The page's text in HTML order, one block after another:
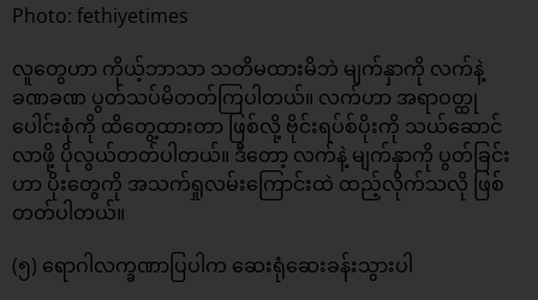
Photo: fethiyetimes
လူတွေဟာ ကိုယ့်ဘာသာ သတိမထားမိဘဲ မျက်နှာကို လက်နဲ့
ခဏခဏ ပွတ်သပ်မိတတ်ကြပါတယ်။ လက်ဟာ အရာဝတ္ထု
ပေါင်းစုံကို ထိတွေ့ထားတာ ဖြစ်လို့ ဗိုင်းရပ်စ်ပိုးကို သယ်ဆောင်
လာဖို့ ပိုလွယ်တတ်ပါတယ်။ ဒီတော့ လက်နဲ့ မျက်နှာကို ပွတ်ခြင်း
ဟာ ပိုးတွေကို အသက်ရှုလမ်းကြောင်းထဲ ထည့်လိုက်သလို ဖြစ်
တတ်ပါတယ်။
(၅) ရောဂါလက္ခဏာပြပါက ဆေးရုံဆေးခန်းသွားပါ